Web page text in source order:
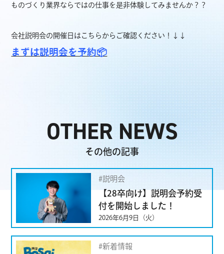
ものづくり業界ならではの仕事を是非体験してみませんか？？
会社説明会の開催日はこちらからご確認ください！↓↓
まずは説明会を予約📦
OTHER NEWS
その他の記事
#説明会
【28卒向け】説明会予約受
付を開始しました！
2026年6月9日（火）
#新着情報